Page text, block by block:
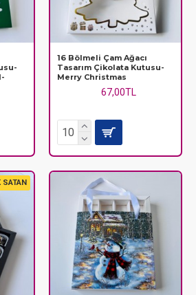
16 Bölmeli Çam Ağacı
Tasarım Çikolata Kutusu-
Merry Christmas
67,00TL
SATAN